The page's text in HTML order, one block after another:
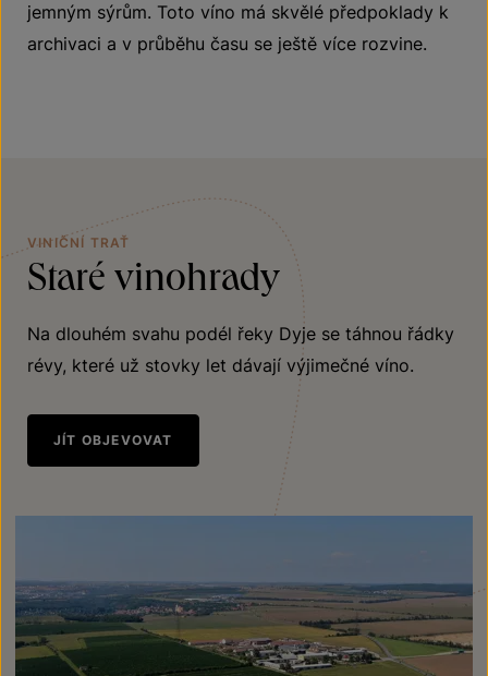
jemným sýrům. Toto víno má skvělé předpoklady k
archivaci a v průběhu času se ještě více rozvine.
VINIČNÍ TRAŤ
Staré vinohrady
Na dlouhém svahu podél řeky Dyje se táhnou řádky
révy, které už stovky let dávají výjimečné víno.
JÍT OBJEVOVAT